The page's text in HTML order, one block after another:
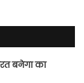
बनेगा का